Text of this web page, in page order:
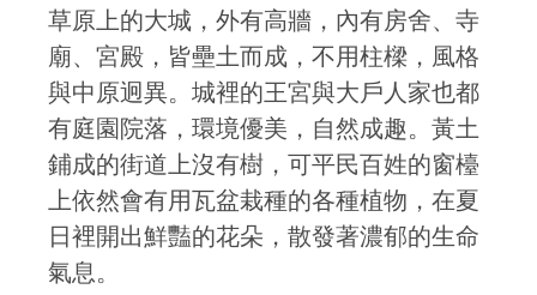
草原上的大城，外有高牆，內有房舍、寺
廟、宮殿，皆壘土而成，不用柱樑，風格
與中原迥異。城裡的王宮與大戶人家也都
有庭園院落，環境優美，自然成趣。黃土
鋪成的街道上沒有樹，可平民百姓的窗檯
上依然會有用瓦盆栽種的各種植物，在夏
日裡開出鮮豔的花朵，散發著濃郁的生命
氣息。